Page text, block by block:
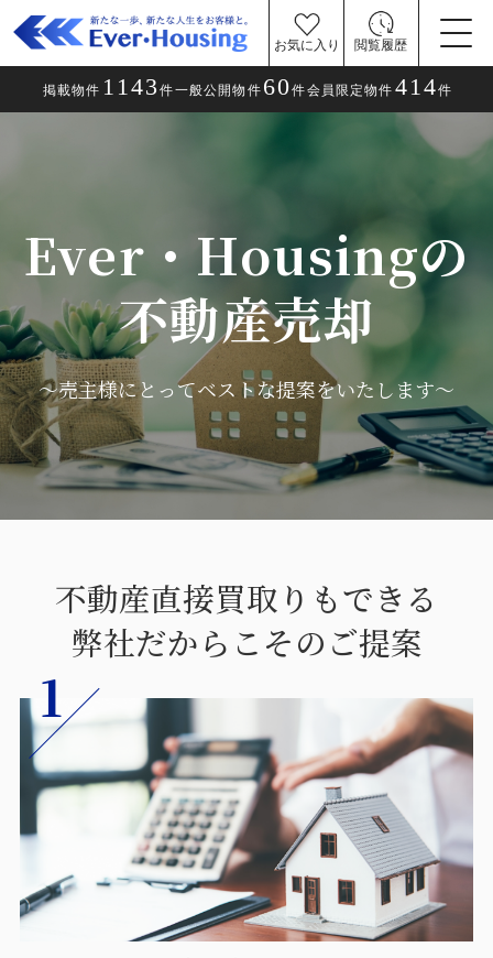
お気に入り 閲覧履歴
掲載物件 1143件一般公開物件 60件会員限定物件 414件
Ever・Housingの
不動産売却
～売主様にとってベストな提案をいたします～
不動産直接買取りもできる
弊社だからこそのご提案